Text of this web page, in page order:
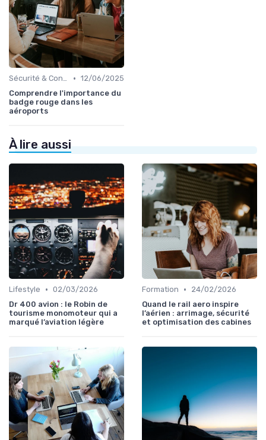
Sécurité & Conformité • 12/06/2025
Comprendre l'importance du
badge rouge dans les
aéroports
À lire aussi
Lifestyle • 02/03/2026
Dr 400 avion : le Robin de
tourisme monomoteur qui a
marqué l’aviation légère
Formation •
24/02/2026
Quand le rail aero inspire
l’aérien : arrimage, sécurité
et optimisation des cabines